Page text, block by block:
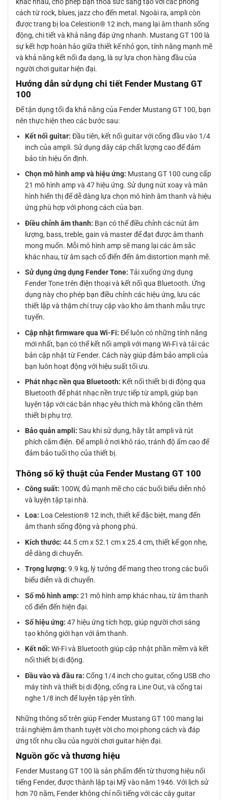
cách từ rock, blues, jazz cho đến metal. Ngoài ra, ampli còn
được trang bị loa Celestion® 12 inch, mang lại âm thanh sống
động, chi tiết và khả năng đáp ứng nhanh. Mustang GT 100 là
sự kết hợp hoàn hảo giữa thiết kế nhỏ gọn, tính năng mạnh mẽ
và khả năng kết nối đa dạng, là sự lựa chọn hàng đầu của
người chơi guitar hiện đại.
Hướng dẫn sử dụng chi tiết Fender Mustang GT
100
Để tận dụng tối đa khả năng của Fender Mustang GT 100, bạn
nên thực hiện theo các bước sau:
Kết nối guitar: Đầu tiên, kết nối guitar với cổng đầu vào 1/4
inch của ampli. Sử dụng dây cáp chất lượng cao để đảm
bảo tín hiệu ổn định.
Chọn mô hình amp và hiệu ứng: Mustang GT 100 cung cấp
21 mô hình amp và 47 hiệu ứng. Sử dụng nút xoay và màn
hình hiển thị để dễ dàng lựa chọn mô hình âm thanh và hiệu
ứng phù hợp với phong cách của bạn.
Điều chỉnh âm thanh: Bạn có thể điều chỉnh các nút âm
lượng, bass, treble, gain và master để đạt được âm thanh
mong muốn. Mỗi mô hình amp sẽ mang lại các âm sắc
khác nhau, từ âm sạch cổ điển đến âm distortion mạnh mẽ.
Sử dụng ứng dụng Fender Tone: Tải xuống ứng dụng
Fender Tone trên điện thoại và kết nối qua Bluetooth. Ứng
dụng này cho phép bạn điều chỉnh các hiệu ứng, lưu các
thiết lập và thậm chí truy cập vào kho âm thanh mẫu trực
tuyến.
Cập nhật firmware qua Wi-Fi: Để luôn có những tính năng
mới nhất, bạn có thể kết nối ampli với mạng Wi-Fi và tải các
bản cập nhật từ Fender. Cách này giúp đảm bảo ampli của
bạn luôn hoạt động với hiệu suất tối ưu.
Phát nhạc nền qua Bluetooth: Kết nối thiết bị di động qua
Bluetooth để phát nhạc nền trực tiếp từ ampli, giúp bạn
luyện tập với các bản nhạc yêu thích mà không cần thêm
thiết bị phụ trợ.
Bảo quản ampli: Sau khi sử dụng, hãy tắt ampli và rút
phích cắm điện. Để ampli ở nơi khô ráo, tránh độ ẩm cao để
đảm bảo tuổi thọ của thiết bị.
Thông số kỹ thuật của Fender Mustang GT 100
Công suất: 100W, đủ mạnh mẽ cho các buổi biểu diễn nhỏ
và luyện tập tại nhà.
Loa: Loa Celestion® 12 inch, thiết kế đặc biệt, mang đến
âm thanh sống động và phong phú.
Kích thước: 44.5 cm x 52.1 cm x 25.4 cm, thiết kế gọn nhẹ,
dễ dàng di chuyển.
Trọng lượng: 9.9 kg, lý tưởng để mang theo trong các buổi
biểu diễn và di chuyển.
Số mô hình amp: 21 mô hình amp khác nhau, từ âm thanh
cổ điển đến hiện đại.
Số hiệu ứng: 47 hiệu ứng tích hợp, giúp người chơi sáng
tạo không giới hạn với âm thanh.
Kết nối: Wi-Fi và Bluetooth giúp cập nhật phần mềm và kết
nối thiết bị di động.
Đầu vào và đầu ra: Cổng 1/4 inch cho guitar, cổng USB cho
máy tính và thiết bị di động, cổng ra Line Out, và cổng tai
nghe 1/8 inch để luyện tập yên tĩnh.
Những thông số trên giúp Fender Mustang GT 100 mang lại
trải nghiệm âm thanh tuyệt vời cho mọi phong cách và đáp
ứng tốt nhu cầu của người chơi guitar hiện đại.
Nguồn gốc và thương hiệu
Fender Mustang GT 100 là sản phẩm đến từ thương hiệu nổi
tiếng Fender, được thành lập tại Mỹ vào năm 1946. Với lịch sử
hơn 70 năm, Fender không chỉ nổi tiếng với các cây guitar